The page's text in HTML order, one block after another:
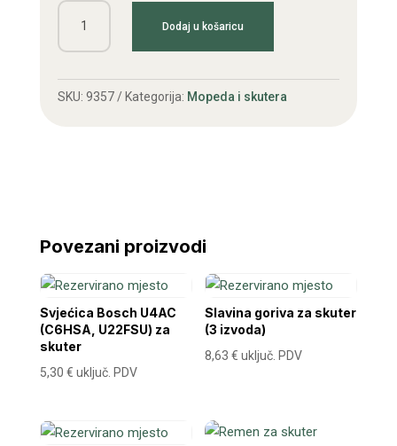
Spojnica
lanca
428
H
Dodaj u košaricu
SKU: 9357 Kategorija: Mopeda i skutera
Povezani proizvodi
Svjećica Bosch U4AC
(C6HSA, U22FSU) za
skuter
5,30 € uključ. PDV
Slavina goriva za skuter
(3 izvoda)
8,63€ uključ. PDV